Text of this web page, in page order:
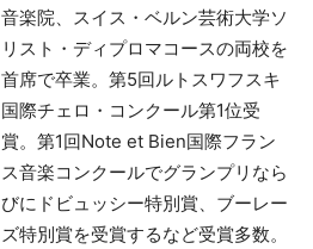
音楽院、スイス・ベルン芸術大学ソ
リスト・ディプロマコースの両校を
首席で卒業。第5回ルトスワフスキ
国際チェロ・コンクール第1位受
賞。第1回Note et Bien国際フラン
ス音楽コンクールでグランプリなら
びにドビュッシー特別賞、ブーレー
ズ特別賞を受賞するなど受賞多数。